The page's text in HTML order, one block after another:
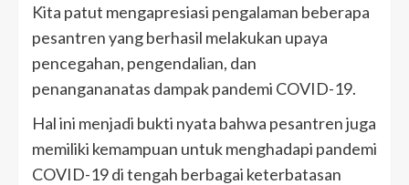
Kita patut mengapresiasi pengalaman beberapa
pesantren yang berhasil melakukan upaya
pencegahan, pengendalian, dan
penangananatas dampak pandemi COVID-19.
Hal ini menjadi bukti nyata bahwa pesantren juga
memiliki kemampuan untuk menghadapi pandemi
COVID-19 di tengah berbagai keterbatasan